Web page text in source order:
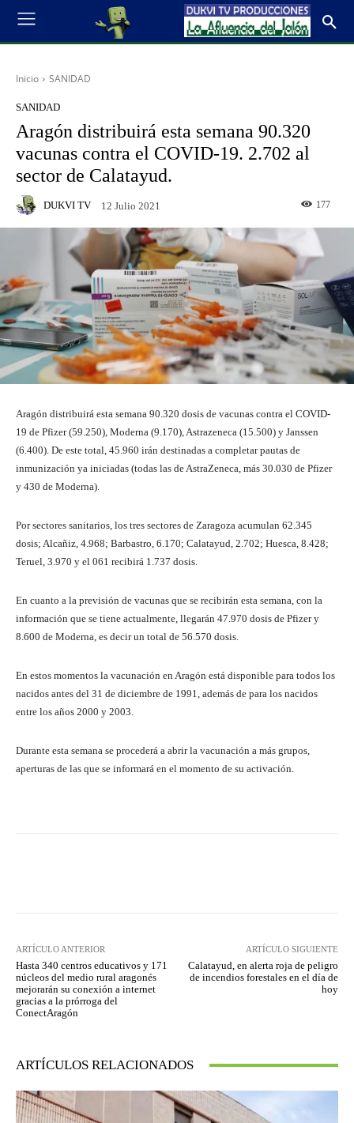
Inicio SANIDAD
SANIDAD
Aragón distribuirá esta semana 90.320
vacunas contra el COVID-19. 2.702 al
sector de Calatayud.
DUKVI TV 12 Julio 2021 177
Aragón distribuirá esta semana 90.320 dosis de vacunas contra el COVID-
19 de Pfizer (59.250), Moderna (9.170), Astrazeneca (15.500) y Janssen
(6.400). De este total, 45.960 irán destinadas a completar pautas de
inmunización ya iniciadas (todas las de AstraZeneca, más 30.030 de Pfizer
y 430 de Moderna).
Por sectores sanitarios, los tres sectores de Zaragoza acumulan 62.345
dosis; Alcañiz, 4.968; Barbastro, 6.170; Calatayud, 2.702; Huesca, 8.428;
Teruel, 3.970 y el 061 recibirá 1.737 dosis.
En cuanto a la previsión de vacunas que se recibirán esta semana, con la
información que se tiene actualmente, llegarán 47.970 dosis de Pfizer y
8.600 de Moderna, es decir un total de 56.570 dosis.
En estos momentos la vacunación en Aragón está disponible para todos los
nacidos antes del 31 de diciembre de 1991, además de para los nacidos
entre los años 2000 y 2003.
Durante esta semana se procederá a abrir la vacunación a más grupos,
aperturas de las que se informará en el momento de su activación.
ARTÍCULO ANTERIOR
Hasta 340 centros educativos y 171
núcleos del medio rural aragonés
mejorarán su conexión a internet
gracias a la prórroga del
ConectAragón
ARTÍCULO SIGUIENTE
Calatayud, en alerta roja de peligro
de incendios forestales en el día de
hoy
ARTÍCULOS RELACIONADOS